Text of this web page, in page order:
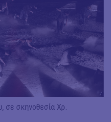
σε σκηνοθεσία Χρ.